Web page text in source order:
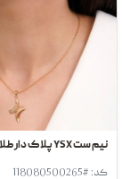
نیم ست YSX پلاک دار طلایی
کد: #118080500265